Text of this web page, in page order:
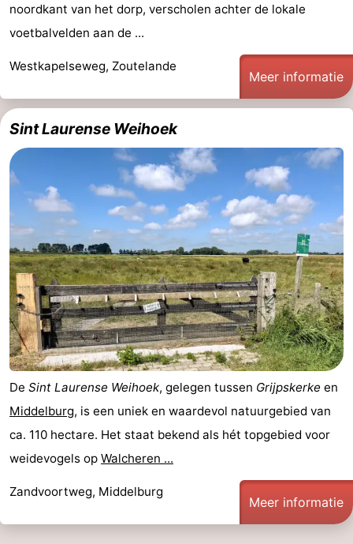
-
Parkeren
Reisboekenwinkel
Nieuws
Medische
adressen
Regio
Zeeland
Schouwen-
Duiveland
-
Renesse
-
Brouwershaven
-
Bruinisse
-
Zierikzee
Natuur
Oosterschelde
-
Burgh
-
noordkant van het dorp, verscholen achter de lokale
voetbalvelden aan de ...
Westkapelseweg, Zoutelande
Meer informatie
Sint Laurense Weihoek
De Sint Laurense Weihoek, gelegen tussen Grijpskerke en
Middelburg, is een uniek en waardevol natuurgebied van
ca. 110 hectare. Het staat bekend als hét topgebied voor
weidevogels op Walcheren ...
Zandvoortweg, Middelburg
Meer informatie